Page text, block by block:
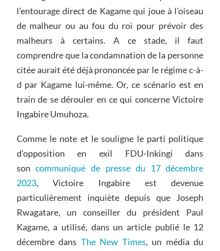
l’entourage direct de Kagame qui joue à l’oiseau
de malheur ou au fou du roi pour prévoir des
malheurs à certains. A ce stade, il faut
comprendre que la condamnation de la personne
citée aurait été déjà prononcée par le régime c-à-
d par Kagame lui-même. Or, ce scénario est en
train de se dérouler en ce qui concerne Victoire
Ingabire Umuhoza.
Comme le note et le souligne le parti politique
d’opposition en exil FDU-Inkingi dans
soncommuniqué de presse du 17 décembre
2023, Victoire Ingabire est devenue
particulièrement inquiète depuis que Joseph
Rwagatare, un conseiller du président Paul
Kagame, a utilisé, dans un article publié le 12
décembre dans The New Times, un média du